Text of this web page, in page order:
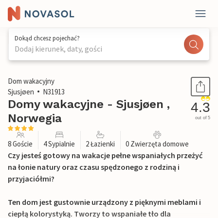
Dokąd chcesz pojechać?
Dodaj kierunek, daty, gości
1 / 16
Dom wakacyjny
Sjusjøen
N31913
Domy wakacyjne - Sjusjøen ,
Norwegia
4.3
out of 5
8 Goście 4 Sypialnie 2 Łazienki 0 Zwierzęta domowe
Czy jesteś gotowy na wakacje pełne wspaniałych przeżyć
na łonie natury oraz czasu spędzonego z rodziną i
przyjaciółmi?
Ten dom jest gustownie urządzony z pięknymi meblami i
ciepłą kolorystyką. Tworzy to wspaniałe tło dla